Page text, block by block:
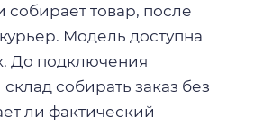
собирает товар, после
Модель доступна
До подключения
собирать заказ без
ли фактический